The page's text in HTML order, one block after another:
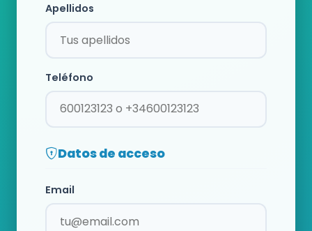
Apellidos
Teléfono
Datos de acceso
Email